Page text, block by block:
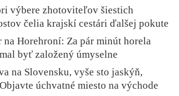
výbere zhotoviteľov šiestich
čelia krajskí cestári ďalšej pokute
Horehroní: Za pár minút horela
byť založený úmyselne
na Slovensku, vyše sto jaskýň,
úchvatné miesto na východe